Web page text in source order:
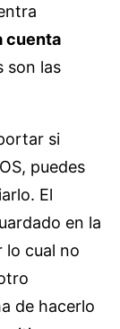
cuenta
son las
si
puedes
El
en la
lo cual no
de hacerlo